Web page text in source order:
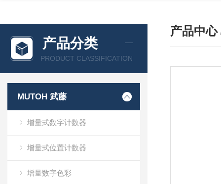
产品分类
PRODUCT CLASSIFICATION
MUTOH 武藤
增量式数字计数器
增量式位置计数器
增量数字色彩
产品中心